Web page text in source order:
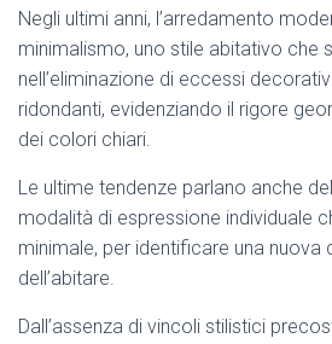
Negli ultimi anni, l’arredamento
minimalismo, uno stile abitativo che
nell’eliminazione di eccessi
ridondanti, evidenziando il rigore
dei colori chiari.
Le ultime tendenze parlano anche
modalità di espressione individuale
minimale, per identificare una nuova
dell’abitare.
Dall’assenza di vincoli stilistici